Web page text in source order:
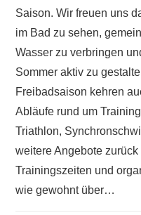
Saison. Wir freuen uns
im Bad zu sehen,
Wasser zu verbringen
Sommer aktiv zu
Freibadsaison kehren
Abläufe rund um
Triathlon,
weitere Angebote
Trainingszeiten und
wie gewohnt über…